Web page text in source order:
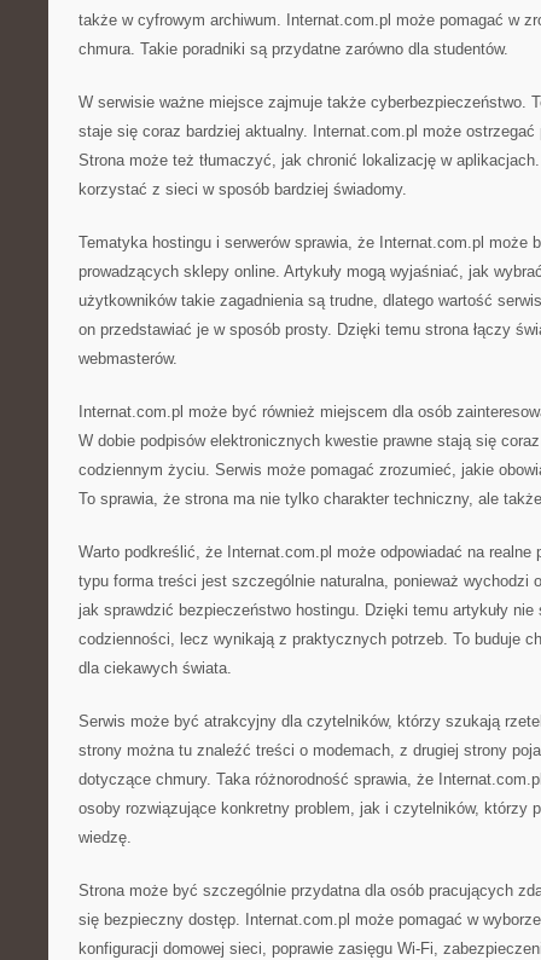
także w cyfrowym archiwum. Internat.com.pl może pomagać w
chmura. Takie poradniki są przydatne zarówno dla studentów.
W serwisie ważne miejsce zajmuje także cyberbezpieczeństwo.
staje się coraz bardziej aktualny. Internat.com.pl może
Strona może też tłumaczyć, jak chronić lokalizację w
korzystać z sieci w sposób bardziej świadomy.
Tematyka hostingu i serwerów sprawia, że Internat.com.pl może
prowadzących sklepy online. Artykuły mogą wyjaśniać, jak
użytkowników takie zagadnienia są trudne, dlatego wartość
on przedstawiać je w sposób prosty. Dzięki temu strona łączy
webmasterów.
Internat.com.pl może być również miejscem dla osób
W dobie podpisów elektronicznych kwestie prawne stają się
codziennym życiu. Serwis może pomagać zrozumieć, jakie
To sprawia, że strona ma nie tylko charakter techniczny, ale
Warto podkreślić, że Internat.com.pl może odpowiadać na realne
typu forma treści jest szczególnie naturalna, ponieważ wychodzi
jak sprawdzić bezpieczeństwo hostingu. Dzięki temu artykuły nie
codzienności, lecz wynikają z praktycznych potrzeb. To buduje
dla ciekawych świata.
Serwis może być atrakcyjny dla czytelników, którzy szukają
strony można tu znaleźć treści o modemach, z drugiej strony
dotyczące chmury. Taka różnorodność sprawia, że
osoby rozwiązujące konkretny problem, jak i czytelników, którzy
wiedzę.
Strona może być szczególnie przydatna dla osób pracujących
się bezpieczny dostęp. Internat.com.pl może pomagać w
konfiguracji domowej sieci, poprawie zasięgu Wi-Fi,